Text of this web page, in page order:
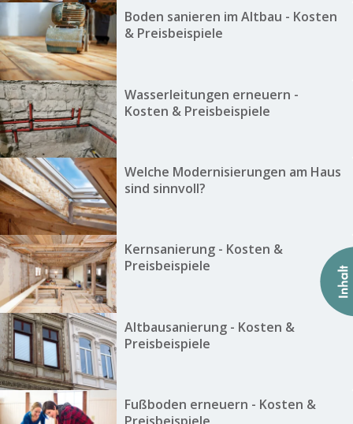
Boden sanieren im Altbau - Kosten
& Preisbeispiele
Wasserleitungen erneuern -
Kosten & Preisbeispiele
Welche Modernisierungen am Haus
sind sinnvoll?
Kernsanierung - Kosten &
Preisbeispiele
Altbausanierung - Kosten &
Preisbeispiele
Fußboden erneuern - Kosten &